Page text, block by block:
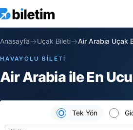
Anasayfa→Uçak Bileti→Air Arabia Uçak
HAVAYOLU BİLETİ
Air Arabia ile En
Tek Yön